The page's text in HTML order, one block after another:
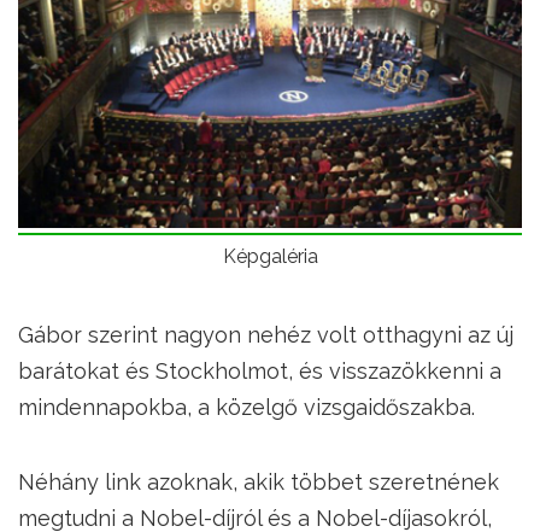
Képgaléria
Gábor szerint nagyon nehéz volt otthagyni az új
barátokat és Stockholmot, és visszazökkenni a
mindennapokba, a közelgő vizsgaidőszakba.
Néhány link azoknak, akik többet szeretnének
megtudni a Nobel-díjról és a Nobel-díjasokról,